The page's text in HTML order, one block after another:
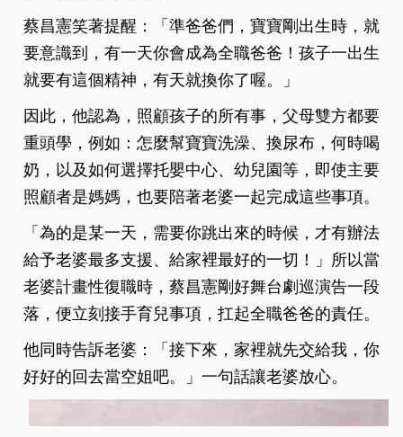
蔡昌憲笑著提醒：「準爸爸們，寶寶剛出生時，就
要意識到，有一天你會成為全職爸爸！孩子一出生
就要有這個精神，有天就換你了喔。」
因此，他認為，照顧孩子的所有事，父母雙方都要
重頭學，例如：怎麼幫寶寶洗澡、換尿布，何時喝
奶，以及如何選擇托嬰中心、幼兒園等，即使主要
照顧者是媽媽，也要陪著老婆一起完成這些事項。
「為的是某一天，需要你跳出來的時候，才有辦法
給予老婆最多支援、給家裡最好的一切！」所以當
老婆計畫性復職時，蔡昌憲剛好舞台劇巡演告一段
落，便立刻接手育兒事項，扛起全職爸爸的責任。
他同時告訴老婆：「接下來，家裡就先交給我，你
好好的回去當空姐吧。」一句話讓老婆放心。